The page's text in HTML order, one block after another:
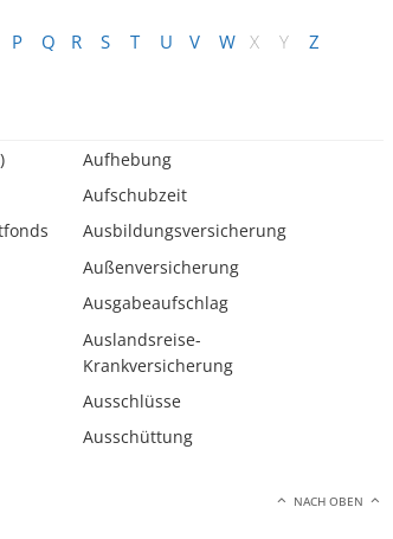
P Q R S T U V W X Y Z
Aufhebung
Aufschubzeit
Ausbildungsversicherung
Außenversicherung
Ausgabeaufschlag
Auslandsreise-
Krankversicherung
Ausschlüsse
Ausschüttung
NACH OBEN